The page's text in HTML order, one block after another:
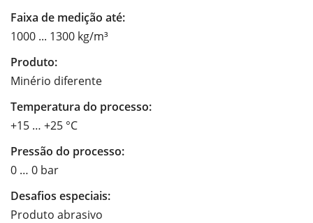
Faixa de medição até:
1000 ... 1300 kg/m³
Produto:
Minério diferente
Temperatura do processo:
+15 … +25 °C
Pressão do processo:
0 … 0 bar
Desafios especiais:
Produto abrasivo